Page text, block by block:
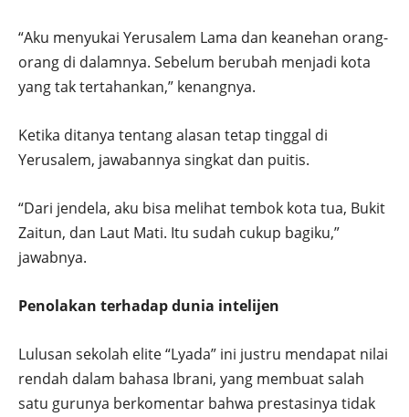
“Aku menyukai Yerusalem Lama dan keanehan orang-
orang di dalamnya. Sebelum berubah menjadi kota
yang tak tertahankan,” kenangnya.
Ketika ditanya tentang alasan tetap tinggal di
Yerusalem, jawabannya singkat dan puitis.
“Dari jendela, aku bisa melihat tembok kota tua, Bukit
Zaitun, dan Laut Mati. Itu sudah cukup bagiku,”
jawabnya.
Penolakan terhadap dunia intelijen
Lulusan sekolah elite “Lyada” ini justru mendapat nilai
rendah dalam bahasa Ibrani, yang membuat salah
satu gurunya berkomentar bahwa prestasinya tidak